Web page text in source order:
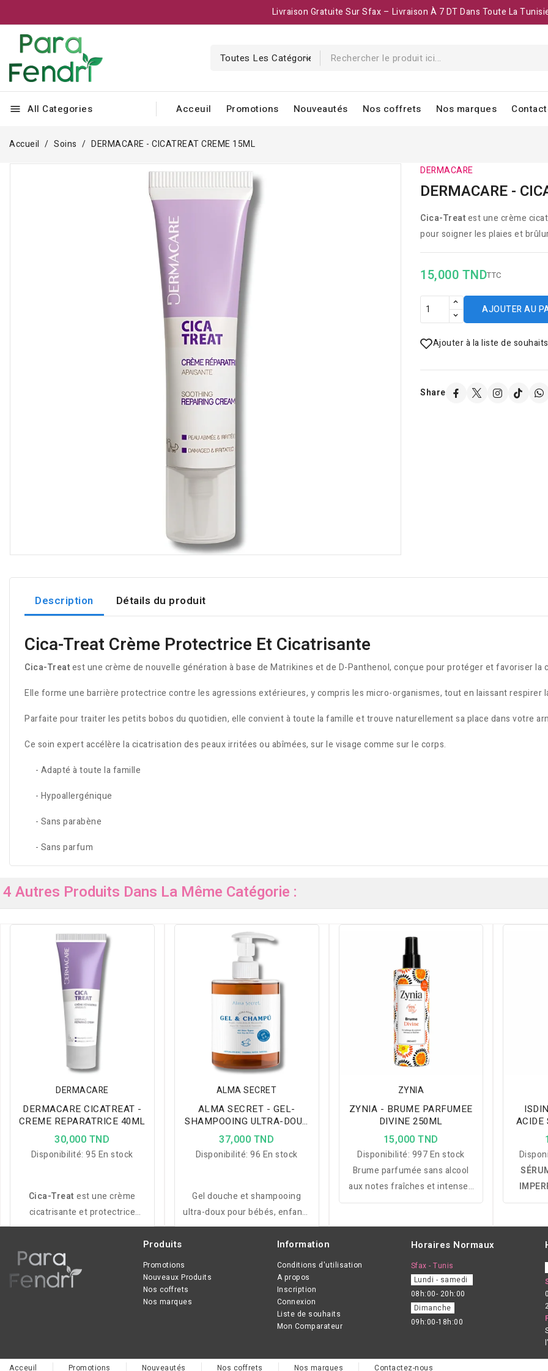
Livraison Gratuite Sur Sfax – Livraison À 7 DT Dans Toute La
menu All Categories Acceuil Promotions Nouveautés Nos coffrets Nos marques
Accueil Soins DERMACARE - CICATREAT CREME 15ML
DERMACARE
DERMACARE -
Cica-Treatest une crème
pour soigner les plaies et
15,000 TNDTTC
AJOUTER AU
Ajouter à la liste de souhaits
Share
Description Détails du produit
Cica-Treat Crème Protectrice Et Cicatrisante
Cica-Treatest une crème de nouvelle génération à base de Matrikines et de D-Panthenol, conçue pour protéger et favoriser
Elle forme une barrière protectrice contre les agressions extérieures, y compris les micro-organismes, tout en laissant respirer
Parfaite pour traiter les petits bobos du quotidien, elle convient à toute la famille et trouve naturellement sa place dans votre
Ce soin expert accélère la cicatrisation des peaux irritées ou abîmées, sur le visage comme sur le corps.
- Adapté à toute la famille
- Hypoallergénique
- Sans parabène
- Sans parfum
4 Autres Produits Dans La Même Catégorie :
DERMACARE
DERMACARE CICATREAT -
CREME REPARATRICE 40ML
30,000 TND
Disponibilité:95 En stock
Cica-Treat est une crème
cicatrisante et protectrice
enrichie en Matrikines et D-
les plaies superficielles et
brûlures du quotidien.
ALMA SECRET
ALMA SECRET - GEL-
SHAMPOOING ULTRA-DOUX
PH 5.5 500ML
37,000 TND
Disponibilité:96 En stock
Gel douche et shampooing
ultra-doux pour bébés, enfants
et adultes, apaise les peaux
sensibles, nourrit et protège
cheveux et cuir chevelu.
ZYNIA
ZYNIA - BRUME PARFUMEE
DIVINE 250ML
15,000 TND
Disponibilité: 997 En stock
Brume parfumée sans alcool
aux notes fraîches et intenses
qui parfume délicatement le
fraîcheur et une légère
hydratation.
ACIDE
ÂGE :
Produits
Promotions
Nouveaux Produits
Nos coffrets
Nos marques
Information
Conditions d'utilisation
A propos
Inscription
Connexion
Liste de souhaits
Mon Comparateur
Horaires Normaux
Sfax - Tunis
Lundi - samedi
08h:00- 20h:00
Dimanche
09h:00-18h:00
Acceuil
Promotions Nouveautés Nos coffrets Nos marques Contactez-nous